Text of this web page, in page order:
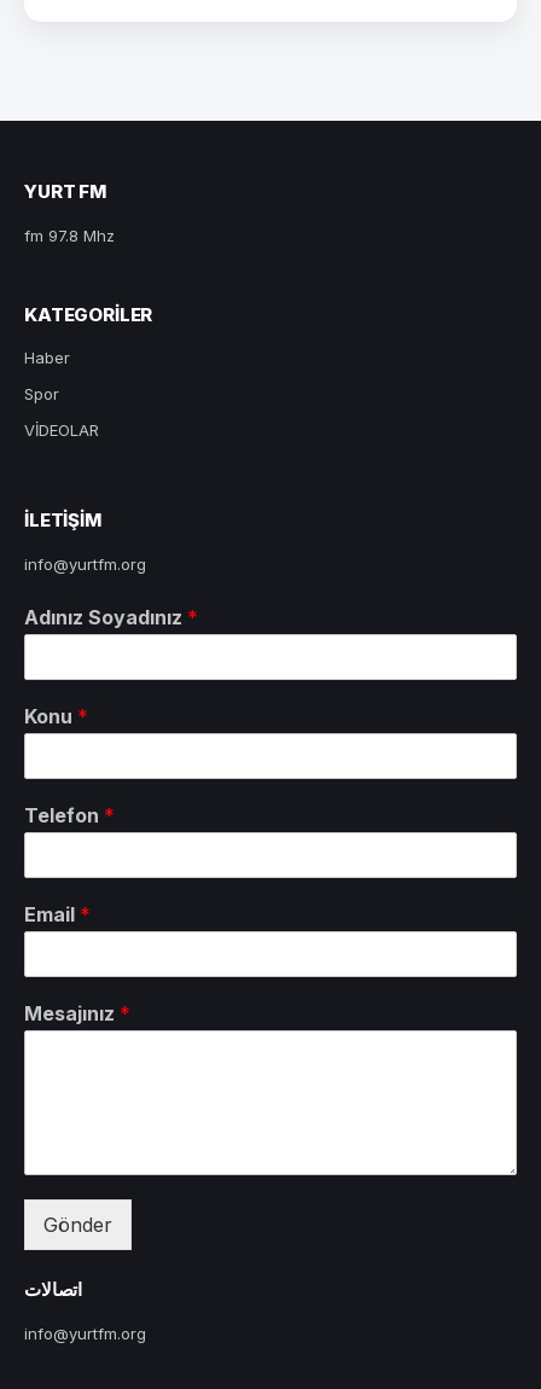
YURT FM
fm 97.8 Mhz
KATEGORILER
Haber
Spor
VİDEOLAR
ILETIŞIM
info@yurtfm.org
Adınız Soyadınız *
Konu *
Telefon *
Email *
Mesajınız *
Gönder
اتصالات
info@yurtfm.org